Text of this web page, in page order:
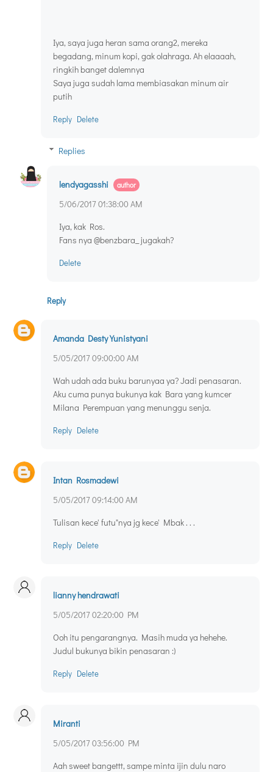
Iya, saya juga heran sama orang2, mereka
begadang, minum kopi, gak olahraga. Ah elaaaah,
ringkih banget dalemnya
Saya juga sudah lama membiasakan minum air
putih
Reply Delete
Replies
lendyagasshi
5/06/2017 01:38:00 AM
Iya, kak Ros.
Fans nya @benzbara_ jugakah?
Delete
Reply
Amanda Desty Yunistyani
5/05/2017 09:00:00 AM
Wah udah ada buku barunyaa ya? Jadi penasaran.
Aku cuma punya bukunya kak Bara yang kumcer
Milana Perempuan yang menunggu senja.
Reply Delete
Intan Rosmadewi
5/05/2017 09:14:00 AM
Tulisan kece' futu"nya jg kece' Mbak . . .
Reply Delete
lianny hendrawati
5/05/2017 02:20:00 PM
Ooh itu pengarangnya. Masih muda ya hehehe.
Judul bukunya bikin penasaran :)
Reply Delete
Miranti
5/05/2017 03:56:00 PM
Aah sweet bangettt, sampe minta ijin dulu naro